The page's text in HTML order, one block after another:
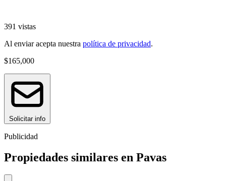
391 vistas
Al enviar acepta nuestra política de privacidad.
$165,000
Solicitar info
Publicidad
Propiedades similares en Pavas